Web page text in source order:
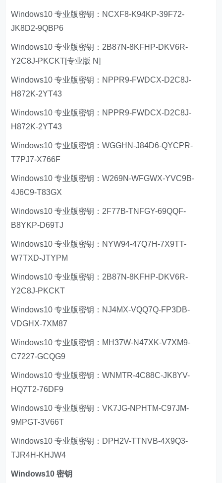
Windows10 专业版密钥：NCXF8-K94KP-39F72-
JK8D2-9QBP6
Windows10 专业版密钥：2B87N-8KFHP-DKV6R-
Y2C8J-PKCKT[专业版 N]
Windows10 专业版密钥：NPPR9-FWDCX-D2C8J-
H872K-2YT43
Windows10 专业版密钥：NPPR9-FWDCX-D2C8J-
H872K-2YT43
Windows10 专业版密钥：WGGHN-J84D6-QYCPR-
T7PJ7-X766F
Windows10 专业版密钥：W269N-WFGWX-YVC9B-
4J6C9-T83GX
Windows10 专业版密钥：2F77B-TNFGY-69QQF-
B8YKP-D69TJ
Windows10 专业版密钥：NYW94-47Q7H-7X9TT-
W7TXD-JTYPM
Windows10 专业版密钥：2B87N-8KFHP-DKV6R-
Y2C8J-PKCKT
Windows10 专业版密钥：NJ4MX-VQQ7Q-FP3DB-
VDGHX-7XM87
Windows10 专业版密钥：MH37W-N47XK-V7XM9-
C7227-GCQG9
Windows10 专业版密钥：WNMTR-4C88C-JK8YV-
HQ7T2-76DF9
Windows10 专业版密钥：VK7JG-NPHTM-C97JM-
9MPGT-3V66T
Windows10 专业版密钥：DPH2V-TTNVB-4X9Q3-
TJR4H-KHJW4
Windows10 密钥